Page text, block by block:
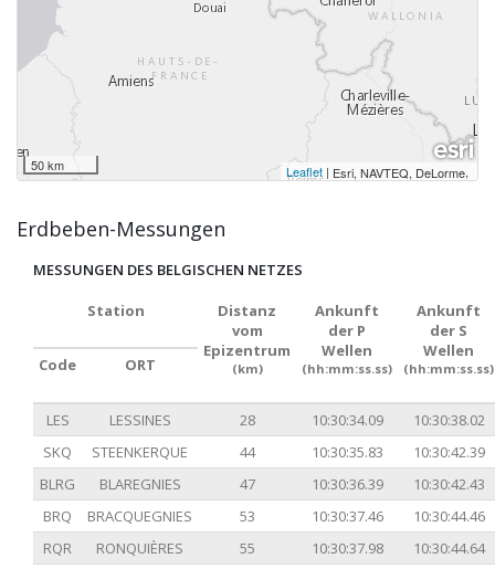
50 km Leaflet | Esri, NAVTEQ, DeLorme,
Erdbeben-Messungen
MESSUNGEN DES BELGISCHEN NETZES
Station
Distanz
vom
Epizentrum
(km)
Ankunft
der P
Wellen
(hh:mm:ss.ss)
Ankunft
der S
Wellen
(hh:mm:ss.ss)
Code ORT
LES LESSINES 28 10:30:34.09
10:30:38.02
SKQ
STEENKERQUE 44 10:30:35.83
10:30:42.39
BLRG
BLAREGNIES 47 10:30:36.39
10:30:42.43
BRQ
BRACQUEGNIES 53 10:30:37.46
10:30:44.46
RQR
RONQUIÈRES 55 10:30:37.98
10:30:44.64